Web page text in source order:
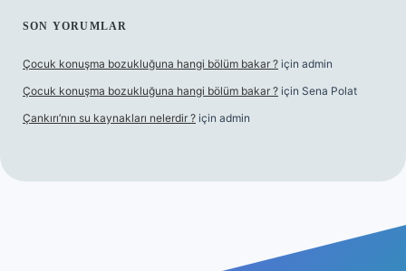
SON YORUMLAR
Çocuk konuşma bozukluğuna hangi bölüm bakar ? için admin
Çocuk konuşma bozukluğuna hangi bölüm bakar ? için Sena Polat
Çankırı’nın su kaynakları nelerdir ? için admin